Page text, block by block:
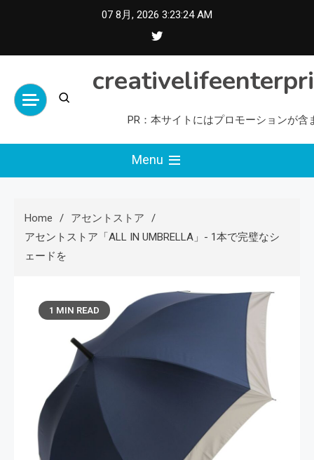
07 8月, 2026 3:23:25 AM
PR：本サイトにはプロモーションが含
Menu
Home
アセントストア
アセントストア「ALL IN UMBRELLA」- 1本で完璧なシ
ェードを
1 MIN READ